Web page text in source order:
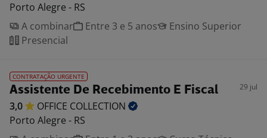
Porto Alegre - RS
A combinar
Entre 3 e 5 anos
Ensino Superior
Presencial
CONTRATAÇÃO URGENTE
Assistente De Recebimento E Fiscal 29 jul
3,0 OFFICE COLLECTION
Porto Alegre - RS